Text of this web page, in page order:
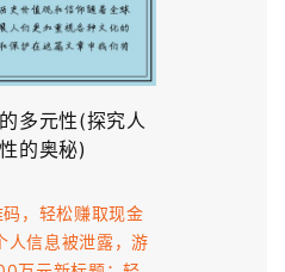
多元性(探究人
的奥秘)